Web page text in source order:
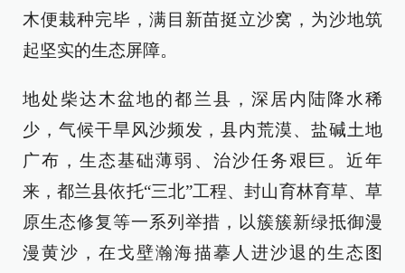
木便栽种完毕，满目新苗挺立沙窝，为沙地筑
起坚实的生态屏障。
地处柴达木盆地的都兰县，深居内陆降水稀
少，气候干旱风沙频发，县内荒漠、盐碱土地
广布，生态基础薄弱、治沙任务艰巨。近年
来，都兰县依托“三北”工程、封山育林育草、草
原生态修复等一系列举措，以簇簇新绿抵御漫
漫黄沙，在戈壁瀚海描摹人进沙退的生态图